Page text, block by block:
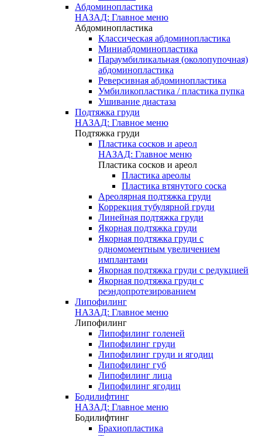
Абдоминопластика
НАЗАД: Главное меню
Абдоминопластика
Классическая абдоминопластика
Миниабдоминопластика
Параумбиликальная (околопупочная)
абдоминопластика
Реверсивная абдоминопластика
Умбиликопластика / пластика пупка
Ушивание диастаза
Подтяжка груди
НАЗАД: Главное меню
Подтяжка груди
Пластика сосков и ареол
НАЗАД: Главное меню
Пластика сосков и ареол
Пластика ареолы
Пластика втянутого соска
Ареолярная подтяжка груди
Коррекция тубулярной груди
Линейная подтяжка груди
Якорная подтяжка груди
Якорная подтяжка груди с
одномоментным увеличением
имплантами
Якорная подтяжка груди с редукцией
Якорная подтяжка груди с
реэндопротезированием
Липофилинг
НАЗАД: Главное меню
Липофилинг
Липофилинг голеней
Липофилинг груди
Липофилинг груди и ягодиц
Липофилинг губ
Липофилинг лица
Липофилинг ягодиц
Бодилифтинг
НАЗАД: Главное меню
Бодилифтинг
Брахиопластика